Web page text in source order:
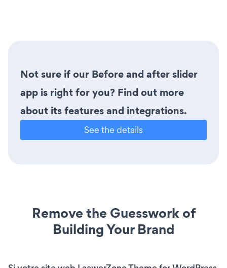
Not sure if our Before and after slider
app is right for you? Find out more
about its features and integrations.
See the details
Remove the Guesswork of
Building Your Brand